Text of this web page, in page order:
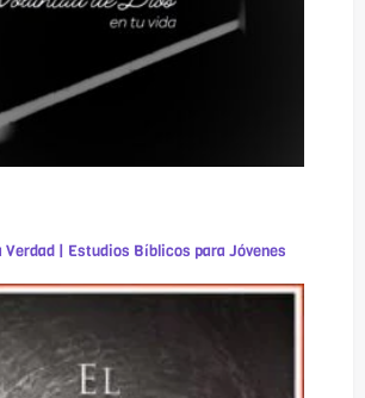
Verdad | Estudios Bíblicos para Jóvenes